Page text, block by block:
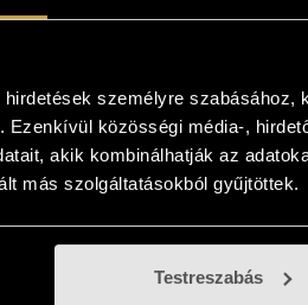
személyre
Ezenkívül közösségi média-,
akik kombinálhatják az
más szolgáltatásokból gyűjtöttek.
Testreszabás
meg az
a műalkotás elnyerte
és kollégáink bővebb
van az otthonában, a